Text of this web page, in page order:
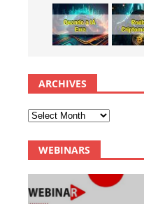
ARCHIVES
WEBINARS